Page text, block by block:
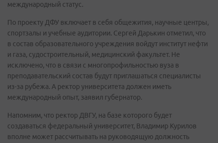
международный статус.
По проекту ДФУ включает в себя общежития, научные центры,
спортзалы и учебные аудитории. Сергей Дарькин отметил, что
в состав образовательного учреждения войдут институт нефти
и газа, судостроительный, медицинский факультет. Не
исключено, что в связи с многопрофильностью вуза в
преподавательский состав будут приглашаться специалисты
из-за рубежа. А ректор университета должен иметь
международный опыт, заявил губернатор.
Напомним, что ректор ДВГУ, на базе которого будет
создаваться федеральный университет, Владимир Курилов
вполне может рассчитывать на руководящую должность